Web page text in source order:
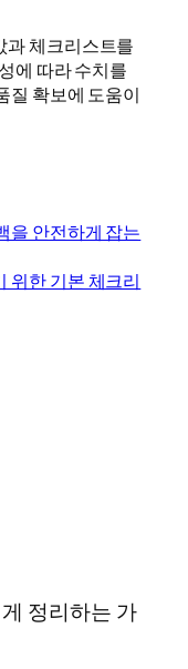
과 체크리스트를
에 따라 수치를
질 확보에 도움이
을 안전하게 잡는
위한 기본 체크리
정리하는 가